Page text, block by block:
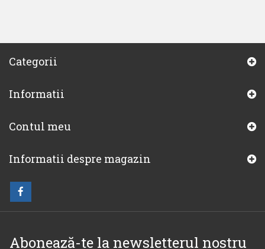
Categorii
Informatii
Contul meu
Informatii despre magazin
Abonează-te la newsletterul nostru